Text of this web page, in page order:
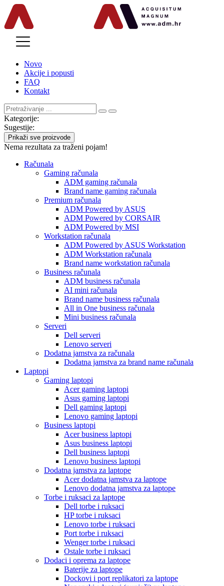
Novo
Akcije i popusti
FAQ
Kontakt
Kategorije:
Sugestije:
Prikaži sve proizvode
Nema rezultata za traženi pojam!
Računala
Gaming računala
ADM gaming računala
Brand name gaming računala
Premium računala
ADM Powered by ASUS
ADM Powered by CORSAIR
ADM Powered by MSI
Workstation računala
ADM Powered by ASUS Workstation
ADM Workstation računala
Brand name workstation računala
Business računala
ADM business računala
AI mini računala
Brand name business računala
All in One business računala
Mini business računala
Serveri
Dell serveri
Lenovo serveri
Dodatna jamstva za računala
Dodatna jamstva za brand name računala
Laptopi
Gaming laptopi
Acer gaming laptopi
Asus gaming laptopi
Dell gaming laptopi
Lenovo gaming laptopi
Business laptopi
Acer business laptopi
Asus business laptopi
Dell business laptopi
Lenovo business laptopi
Dodatna jamstva za laptope
Acer dodatna jamstva za laptope
Lenovo dodatna jamstva za laptope
Torbe i ruksaci za laptope
Dell torbe i ruksaci
HP torbe i ruksaci
Lenovo torbe i ruksaci
Port torbe i ruksaci
Wenger torbe i ruksaci
Ostale torbe i ruksaci
Dodaci i oprema za laptope
Baterije za laptope
Dockovi i port replikatori za laptope